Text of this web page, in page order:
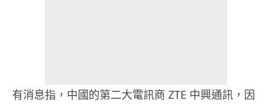
有消息指，中國的第二大電訊商 ZTE 中興通訊，因